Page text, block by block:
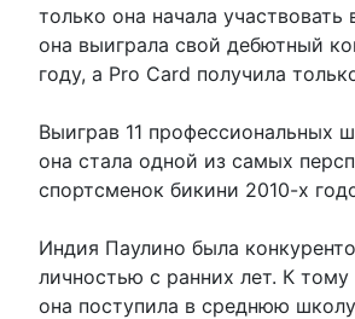
только она начала
она выиграла свой дебютный
году, а Pro Card получила
Выиграв 11 профессиональных
она стала одной из самых
спортсменок бикини 2010-х
Индия Паулино была
личностью с ранних лет. К тому
она поступила в среднюю